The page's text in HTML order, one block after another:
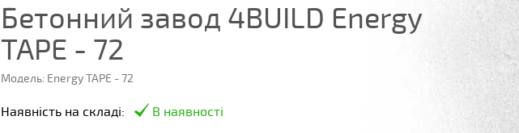
Бетонний завод 4BUILD Energy
TAPE - 72
Модель: Energy TAPE - 72
Наявність на складі: В наявності